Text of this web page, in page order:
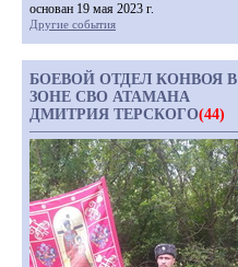
основан 19 мая 2023 г.
Другие события
БОЕВОЙ ОТДЕЛ КОНВОЯ В
ЗОНЕ СВО АТАМАНА
ДМИТРИЯ ТЕРСКОГО(44)